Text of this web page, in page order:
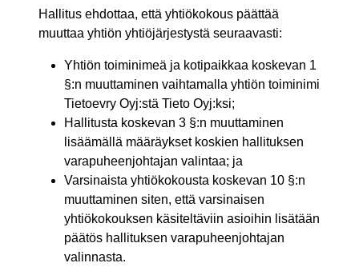
Hallitus ehdottaa, että yhtiökokous päättää
muuttaa yhtiön yhtiöjärjestystä seuraavasti:
Yhtiön toiminimeä ja kotipaikkaa koskevan 1
§:n muuttaminen vaihtamalla yhtiön toiminimi
Tietoevry Oyj:stä Tieto Oyj:ksi;
Hallitusta koskevan 3 §:n muuttaminen
lisäämällä määräykset koskien hallituksen
varapuheenjohtajan valintaa; ja
Varsinaista yhtiökokousta koskevan 10 §:n
muuttaminen siten, että varsinaisen
yhtiökokouksen käsiteltäviin asioihin lisätään
päätös hallituksen varapuheenjohtajan
valinnasta.